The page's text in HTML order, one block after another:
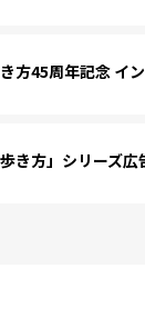
方45周年記念 イ
歩き方」シリーズ